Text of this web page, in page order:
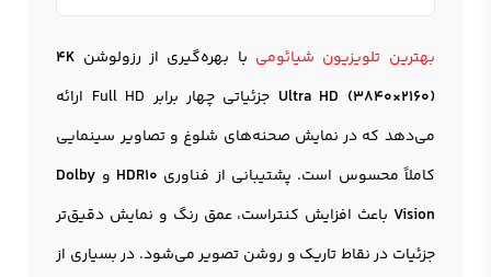
بهترین تلویزیون شیائومی با بهره‌گیری از رزولوشن 4K
Ultra HD (3840×2160)
جزئیاتی چهار برابر Full HD ارائه
می‌دهد که در نمایش صحنه‌های شلوغ و تصاویر سینمایی
کاملاً محسوس است. پشتیبانی از فناوری HDR10 و Dolby
Vision باعث افزایش کنتراست، عمق رنگ و نمایش دقیق‌تر
جزئیات در نقاط تاریک و روشن تصویر می‌شود. در بسیاری از